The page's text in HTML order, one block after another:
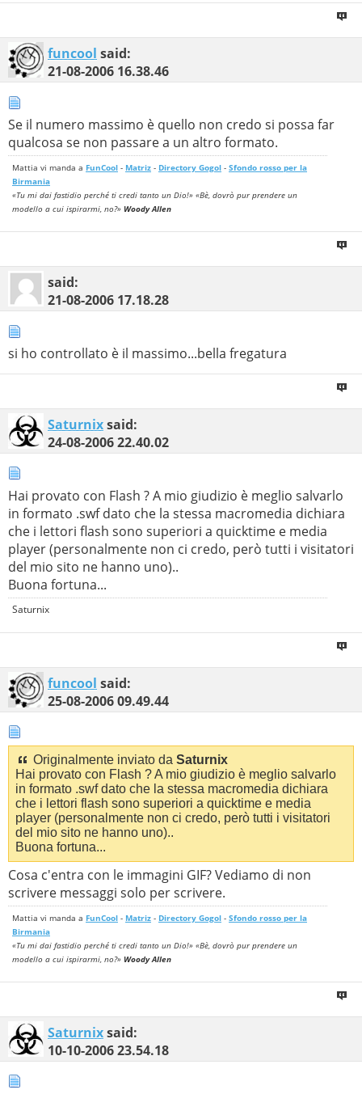
funcool said:
21-08-2006 16.38.46
Se il numero massimo è quello non credo si possa far
qualcosa se non passare a un altro formato.
Mattia vi manda a FunCool - Matriz - Directory Gogol - Sfondo rosso per la
Birmania
«Tu mi dai fastidio perché ti credi tanto un Dio!» «Bè, dovrò pur prendere un
modello a cui ispirarmi, no?» Woody Allen
said:
21-08-2006 17.18.28
si ho controllato è il massimo...bella fregatura
Saturnixsaid:
24-08-200622.40.02
Hai provato con Flash ? A mio giudizio è meglio salvarlo
in formato .swf dato che la stessa macromedia dichiara
che i lettori flash sono superiori a quicktime e media
player (personalmente non ci credo, però tutti i visitatori
del mio sito ne hanno uno)..
Buona fortuna...
Saturnix
funcool said:
25-08-200609.49.44
Originalmente inviato da Saturnix
Hai provato con Flash ? A mio giudizio è meglio salvarlo
in formato .swf dato che la stessa macromedia dichiara
che i lettori flash sono superiori a quicktime e media
player (personalmente non ci credo, però tutti i visitatori
del mio sito ne hanno uno)..
Buona fortuna...
Cosa c'entra con le immagini GIF? Vediamo di non
scrivere messaggi solo per scrivere.
Mattia vi manda a FunCool - Matriz - Directory Gogol - Sfondo rosso per la
Birmania
«Tu mi dai fastidio perché ti credi tanto un Dio!» «Bè, dovrò pur prendere un
modello a cui ispirarmi, no?» Woody Allen
Saturnixsaid:
10-10-200623.54.18